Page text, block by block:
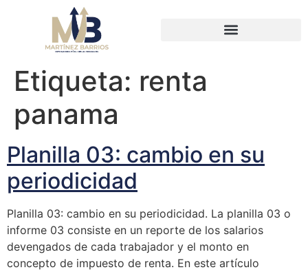
Etiqueta: renta
panama
Planilla 03: cambio en su
periodicidad
Planilla 03: cambio en su periodicidad. La planilla 03 o
informe 03 consiste en un reporte de los salarios
devengados de cada trabajador y el monto en
concepto de impuesto de renta. En este artículo